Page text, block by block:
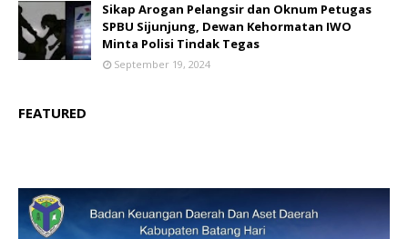
Sikap Arogan Pelangsir dan Oknum Petugas
SPBU Sijunjung, Dewan Kehormatan IWO
Minta Polisi Tindak Tegas
September 19, 2024
FEATURED